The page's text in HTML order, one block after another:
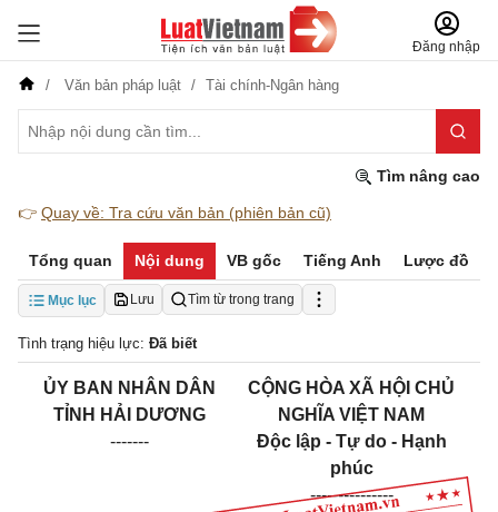
Đăng nhập
Văn bản pháp luật Tài chính-Ngân hàng
Tìm nâng cao
👉 Quay về: Tra cứu văn bản (phiên bản cũ)
Tổng quan Nội dung VB gốc Tiếng Anh Lược đồ
Mục lục Lưu Tìm từ trong trang
Tình trạng hiệu lực: Đã biết
ỦY BAN NHÂN DÂN
TỈNH HẢI DƯƠNG
-------
CỘNG HÒA XÃ HỘI CHỦ
NGHĨA VIỆT NAM
Độc lập - Tự do - Hạnh
phúc
---------------